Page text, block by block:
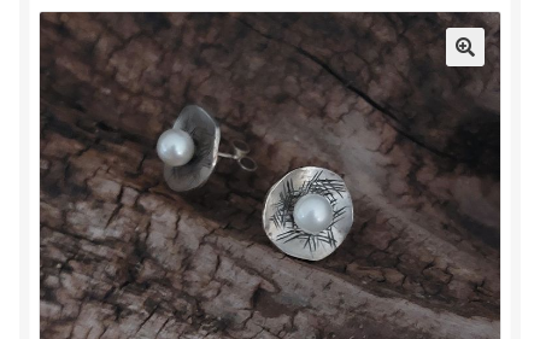
Blog
À propos
Tarifs
Contact